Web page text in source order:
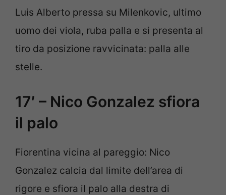
Luis Alberto pressa su Milenkovic, ultimo
uomo dei viola, ruba palla e si presenta al
tiro da posizione ravvicinata: palla alle
stelle.
17′ – Nico Gonzalez sfiora
il palo
Fiorentina vicina al pareggio: Nico
Gonzalez calcia dal limite dell’area di
rigore e sfiora il palo alla destra di